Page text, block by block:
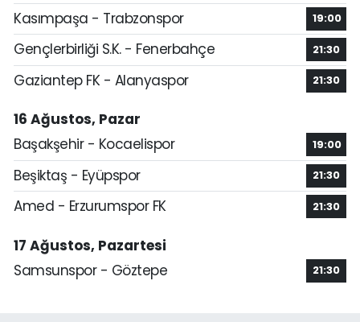
Kasımpaşa - Trabzonspor 19:00
Gençlerbirliği S.K. - Fenerbahçe 21:30
Gaziantep FK - Alanyaspor 21:30
16 Ağustos, Pazar
Başakşehir - Kocaelispor
19:00
Beşiktaş - Eyüpspor 21:30
Amed - Erzurumspor FK 21:30
17 Ağustos, Pazartesi
Samsunspor - Göztepe
21:30